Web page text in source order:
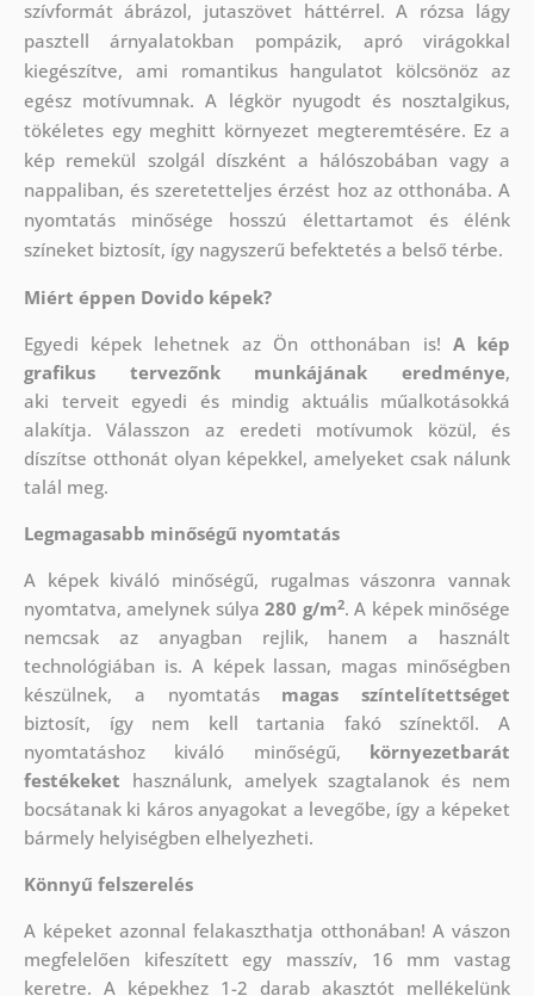
szívformát ábrázol, jutaszövet háttérrel. A rózsa lágy
pasztell árnyalatokban pompázik, apró virágokkal
kiegészítve, ami romantikus hangulatot kölcsönöz az
egész motívumnak. A légkör nyugodt és nosztalgikus,
tökéletes egy meghitt környezet megteremtésére. Ez a
kép remekül szolgál díszként a hálószobában vagy a
nappaliban, és szeretetteljes érzést hoz az otthonába. A
nyomtatás minősége hosszú élettartamot és élénk
színeket biztosít, így nagyszerű befektetés a belső térbe.
Miért éppen Dovido képek?
Egyedi képek lehetnek az Ön otthonában is! A kép
grafikus tervezőnk munkájának eredménye,
aki terveit egyedi és mindig aktuális műalkotásokká
alakítja. Válasszon az eredeti motívumok közül, és
díszítse otthonát olyan képekkel, amelyeket csak nálunk
talál meg.
Legmagasabb minőségű nyomtatás
A képek kiváló minőségű, rugalmas vászonra vannak
nyomtatva, amelynek súlya280 g/m2. A képek minősége
nemcsak az anyagban rejlik, hanem a használt
technológiában is. A képek lassan, magas minőségben
készülnek, a nyomtatás magas színtelítettséget
biztosít, így nem kell tartania fakó színektől. A
nyomtatáshoz kiváló minőségű, környezetbarát
festékeket használunk, amelyek szagtalanok és nem
bocsátanak ki káros anyagokat a levegőbe, így a képeket
bármely helyiségben elhelyezheti.
Könnyű felszerelés
A képeket azonnal felakaszthatja otthonában! A vászon
megfelelően kifeszített egy masszív, 16 mm vastag
keretre. A képekhez 1-2 darab akasztót mellékelünk